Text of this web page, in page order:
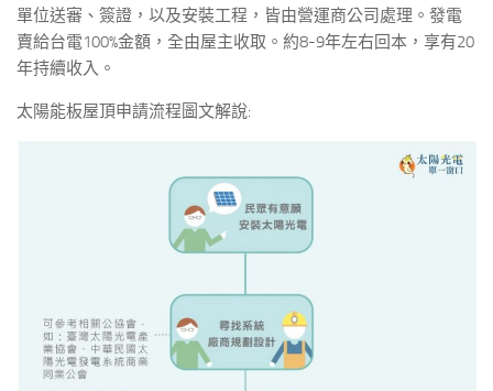
單位送審、簽證，以及安裝工程，皆由營運商公司處理。發電
賣給台電100%金額，全由屋主收取。約8-9年左右回本，享有20
年持續收入。
太陽能板屋頂申請流程圖文解說: